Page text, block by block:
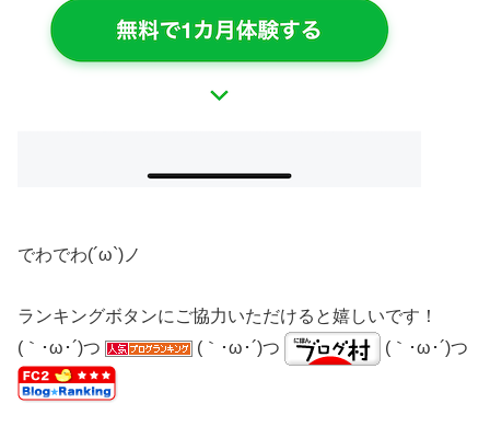
でわでわ(´ω`)ノ
ランキングボタンにご協力いただけると嬉しいです！
(｀･ω･´)つ
(｀･ω･´)つ (｀･ω･´)つ